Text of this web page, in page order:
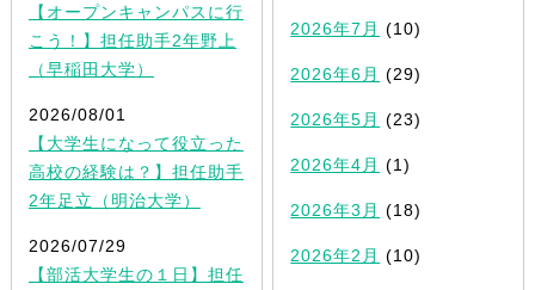
【オープンキャンパスに行
こう！】担任助手2年野上
（早稲田大学）
2026/08/01
【大学生になって役立った
高校の経験は？】担任助手
2年足立（明治大学）
2026/07/29
【部活大学生の１日】担任
2026年7月 (10)
2026年6月 (29)
2026年5月 (23)
2026年4月 (1)
2026年3月 (18)
2026年2月 (10)